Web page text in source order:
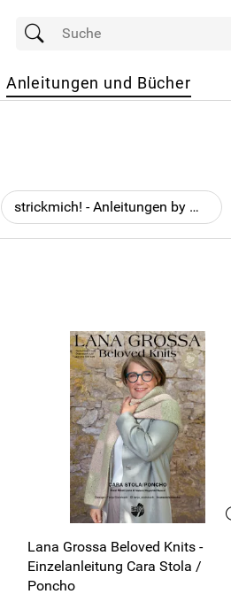
Anleitungen und Bücher
strickmich! - Anleitungen by Martina Behm
Lana Grossa Beloved Knits -
Einzelanleitung Cara Stola /
Poncho